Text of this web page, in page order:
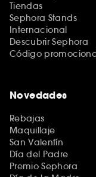
Tiendas
Sephora Stands
Internacional
Descubrir Sephora
Código
Novedades
Rebajas
Maquillaje
San Valentín
Día del Padre
Premio Sephora